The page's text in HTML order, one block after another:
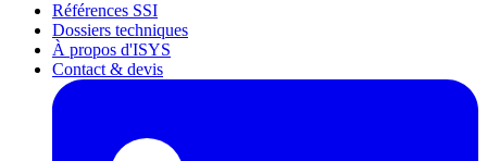
Références SSI
Dossiers techniques
À propos d'ISYS
Contact & devis